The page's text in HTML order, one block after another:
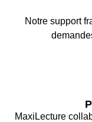
Notre support
MaxiLecture